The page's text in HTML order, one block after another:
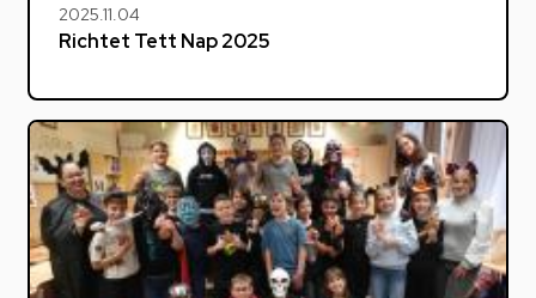
2025.11.04
Richtet Tett Nap 2025